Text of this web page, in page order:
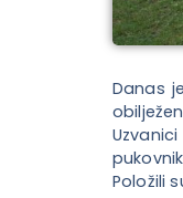
Danas
Položili